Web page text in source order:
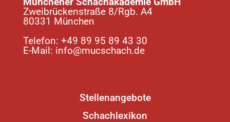
-
Zweibrückenstraße 8/Rgb. A4
80331 München
Telefon: +49 89 95 89 43 30
E-Mail: info@mucschach.de
Stellenangebote
Schachlexikon